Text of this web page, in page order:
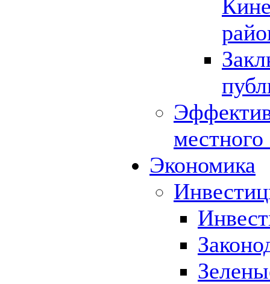
Экономика